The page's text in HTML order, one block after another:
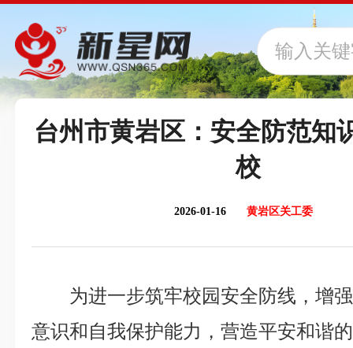
台州市黄岩区：安全防范知
校
2026-01-16 黄岩区关工委
为进一步筑牢校园安全防线，增
意识和自我保护能力，营造平安和谐